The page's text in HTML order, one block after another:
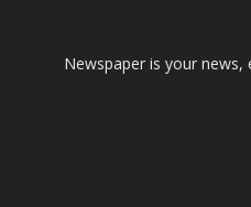
Newspaper is your